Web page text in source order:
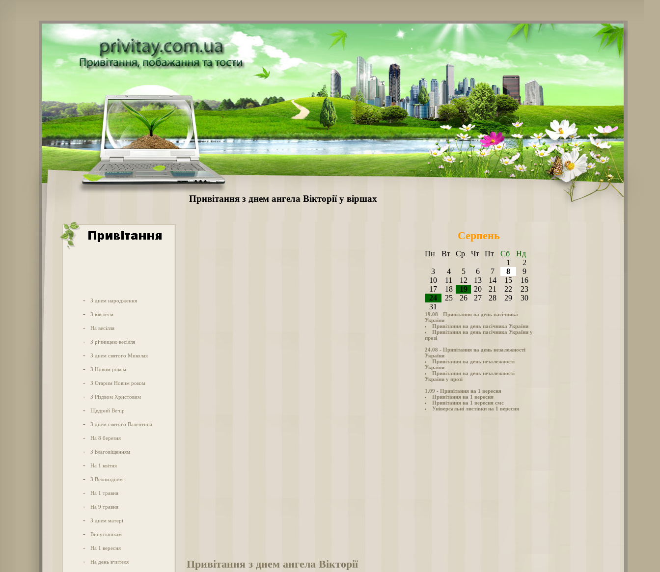
Привітання з днем ангела Вікторії у віршах
- З днем народження
- З ювілеєм
- На весілля
- З річницею весілля
- З днем святого Миколая
- З Новим роком
- З Старим Новим роком
- З Різдвом Христовим
- Щедрий Вечір
- З днем святого Валентина
- На 8 березня
- З Благовіщенням
- На 1 квітня
- З Великоднем
- На 1 травня
- На 9 травня
- З днем матері
- Випускникам
- На 1 вересня
- На день вчителя
Серпень
Пн Вт Ср Чт Пт Сб
Нд
1
2
3
4 5 6 7 8
9
10
11 12 13 14 15
16
17
18 19 20 21 22
23
24
25 26 27 28 29
30
31
19.08 - Привітання на день пасічника
України
Привітання на день пасічника України
Привітання на день пасічника України у
прозі
24.08 - Привітання на день незалежності
України
Привітання на день незалежності
України
Привітання на день незалежності
України у прозі
1.09 - Привітання на 1 вересня
Привітання на 1 вересня
Привітання на 1 вересня смс
Універсальні листівки на 1 вересня
Привітання з днем ангела Вікторії